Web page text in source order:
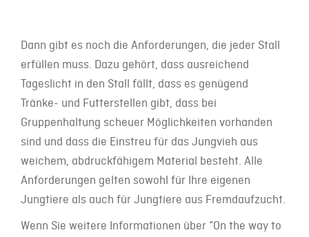
Dann gibt es noch die Anforderungen, die jeder Stall
erfüllen muss. Dazu gehört, dass ausreichend
Tageslicht in den Stall fällt, dass es genügend
Tränke- und Futterstellen gibt, dass bei
Gruppenhaltung scheuer Möglichkeiten vorhanden
sind und dass die Einstreu für das Jungvieh aus
weichem, abdruckfähigem Material besteht. Alle
Anforderungen gelten sowohl für Ihre eigenen
Jungtiere als auch für Jungtiere aus Fremdaufzucht.
Wenn Sie weitere Informationen über “On the way to